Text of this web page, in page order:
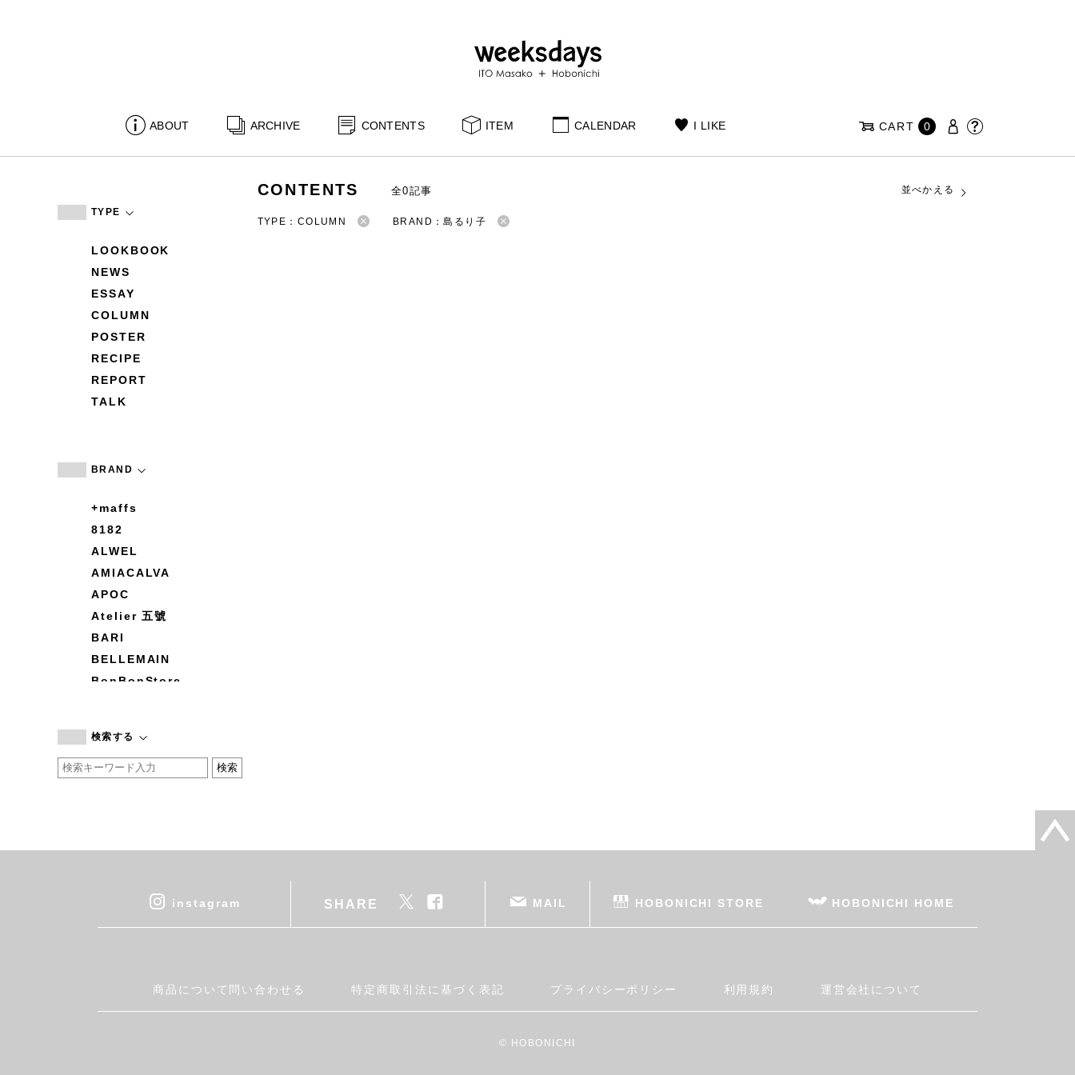
ABOUT ARCHIVE CONTENTS ITEM CALENDAR I LIKE CART 0
TYPE
LOOKBOOK
NEWS
ESSAY
COLUMN
POSTER
RECIPE
REPORT
TALK
BRAND
+maffs
8182
ALWEL
AMIACALVA
APOC
Atelier 五號
BARI
BELLEMAIN
BonBonStore
by basics
CATWORTH
cohan
DEAN & DELUCA
Fatima Morocco
検索する
CONTENTS 全0記事 並べかえる
TYPE：COLUMN BRAND：島るり子
instagram SHARE MAIL HOBONICHI STORE HOBONICHI HOME
商品について問い合わせる 特定商取引法に基づく表記 プライバシーポリシー 利用規約 運営会社について
© HOBONICHI